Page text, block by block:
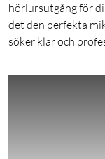
hörlursutgång för
det den perfekta
söker klar och